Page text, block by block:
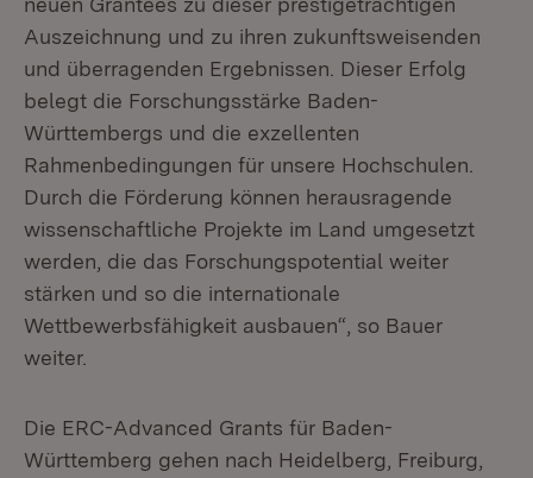
Auszeichnung und zu ihren zukunftsweisenden
und überragenden Ergebnissen. Dieser Erfolg
belegt die Forschungsstärke Baden-
Württembergs und die exzellenten
Rahmenbedingungen für unsere Hochschulen.
Durch die Förderung können herausragende
wissenschaftliche Projekte im Land umgesetzt
werden, die das Forschungspotential weiter
stärken und so die internationale
Wettbewerbsfähigkeit ausbauen“, so Bauer
weiter.
Die ERC-Advanced Grants für Baden-
Württemberg gehen nach Heidelberg, Freiburg,